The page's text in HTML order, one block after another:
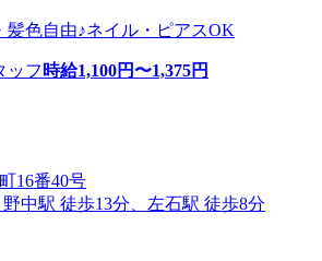
髪色自由♪ネイル・ピアスOK
ッフ 時給1,100円〜1,375円
16番40号
中駅 徒歩13分、左石駅 徒歩8分